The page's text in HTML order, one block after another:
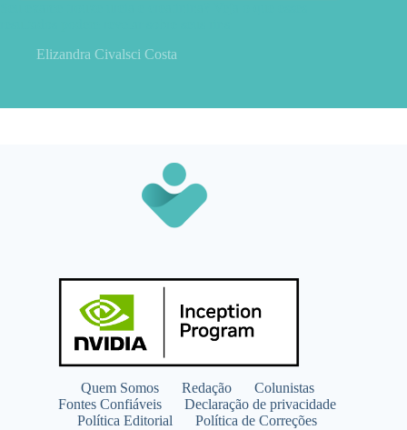
Elizandra Civalsci Costa
Quem Somos Redação
Colunistas
Fontes Confiáveis
Declaração de privacidade
Política Editorial
Política de Correções